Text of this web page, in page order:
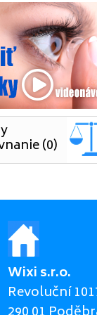
(0)
Wixi s.r.o.
Revoluční